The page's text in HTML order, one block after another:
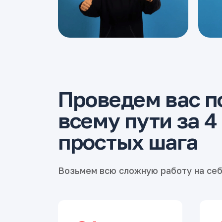
Проведем вас
всему пути за 4
простых шага
Возьмем всю сложную работу на